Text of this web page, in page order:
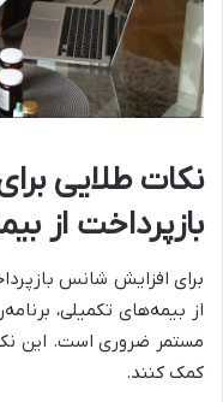
نکات طلایی
بازپرداخت از
برای افزایش شانس
از بیمه‌های تکمیلی،
مستمر ضروری است. این
کمک کنند.